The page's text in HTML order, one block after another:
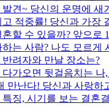
발견~ 당신의 운명에 새
고 적중률! 당신과 가장
혼할 수 있을까? 앞으로
하는 사람? 나도 모르게
반려자와 만날 장소는?
다가오면 뒷걸음치는 나
만난다! 당신과 사랑하
특징, 시기를 보는 결혼